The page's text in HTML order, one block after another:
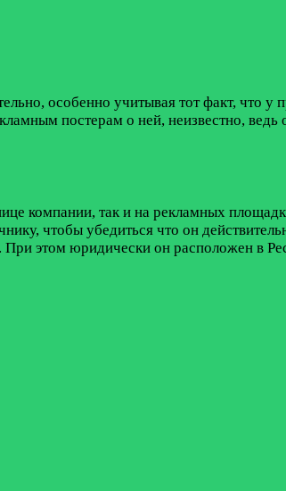
особенно учитывая тот факт, что у
постерам о ней, неизвестно,
компании, так и на рекламных
чтобы убедиться что он
этом юридически он расположен в